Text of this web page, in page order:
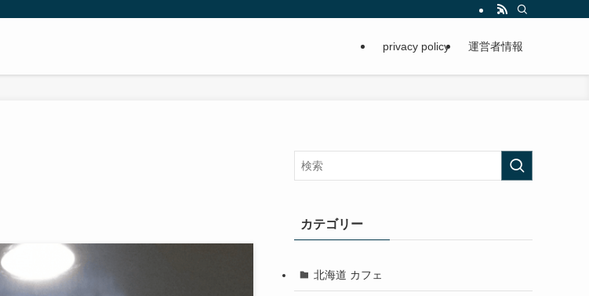
privacy policy 運営者情報
カテゴリー
北海道 カフェ